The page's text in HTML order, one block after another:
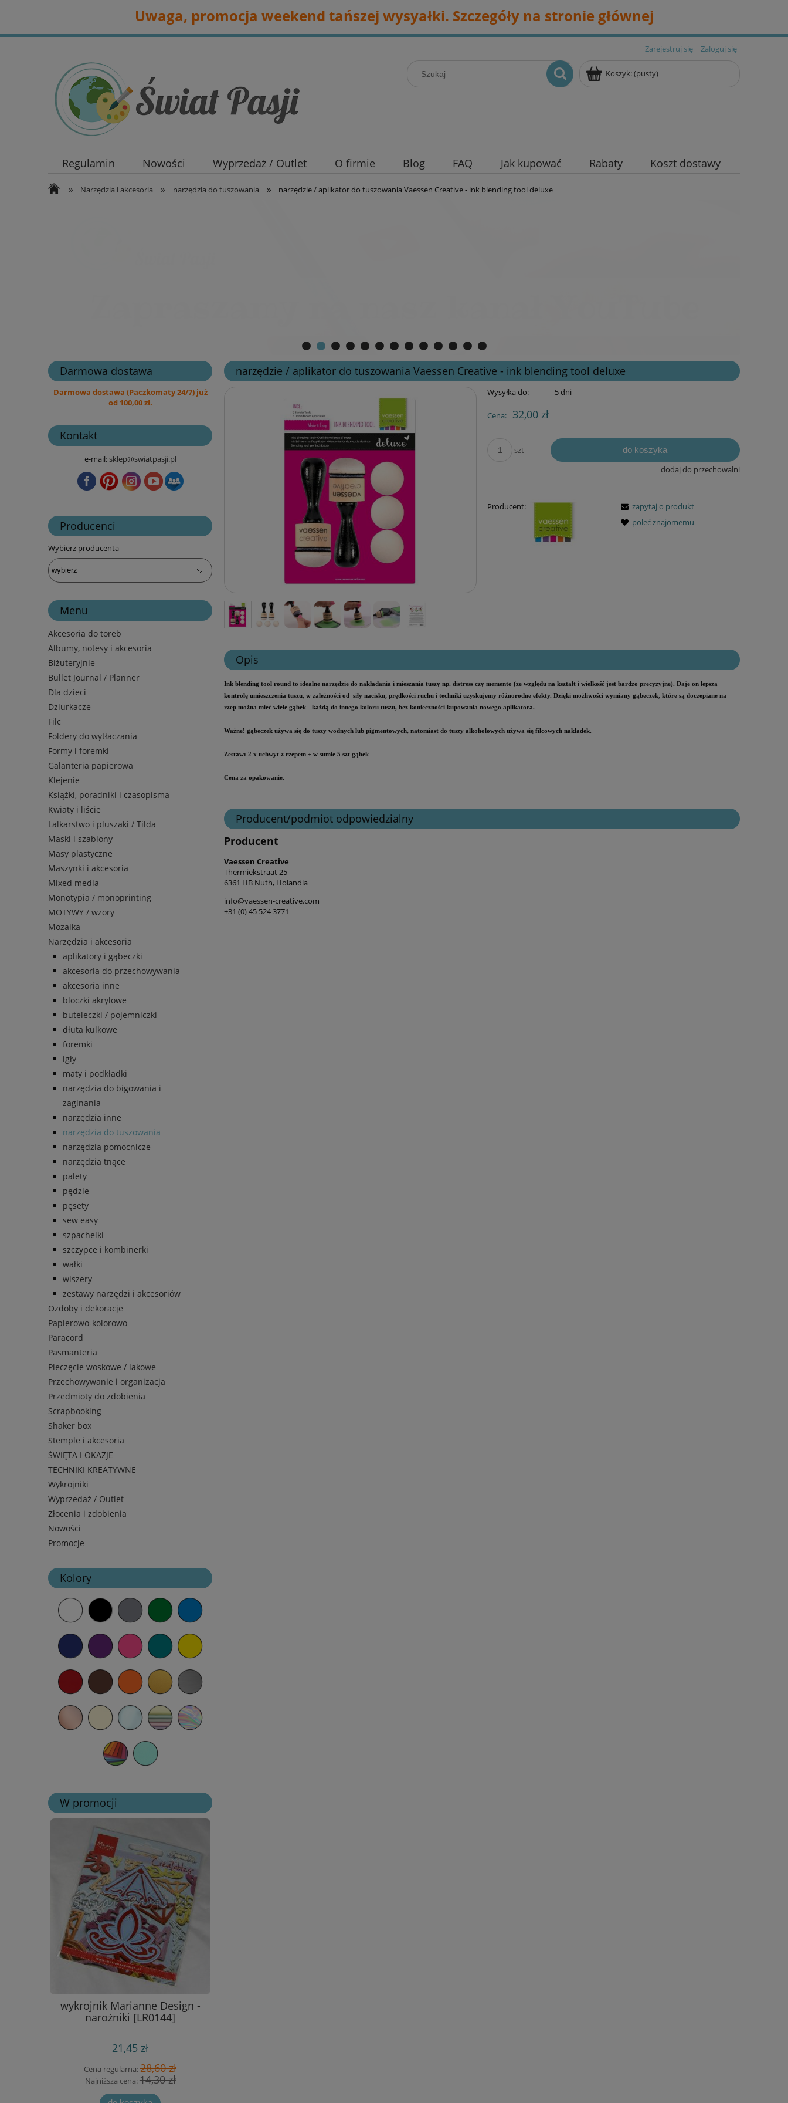
Uwaga, promocja weekend tańszej wysyałki. Szczegóły na stronie głównej
Zarejestruj się Zaloguj się
Koszyk:(pusty)
Regulamin Nowości Wyprzedaż / Outlet O firmie Blog FAQ Jak kupować Rabaty Koszt dostawy
» Narzędzia i akcesoria » narzędzia do tuszowania » narzędzie / aplikator do tuszowania Vaessen Creative - ink blending tool deluxe
Darmowa dostawa
Darmowa dostawa (Paczkomaty 24/7) już
od 100,00 zł.
Kontakt
e-mail:sklep@swiatpasji.pl
Producenci
Wybierz producenta
Menu
Akcesoria do toreb
Albumy, notesy i akcesoria
Biżuteryjnie
Bullet Journal / Planner
Dla dzieci
Dziurkacze
Filc
Foldery do wytłaczania
Formy i foremki
Galanteria papierowa
Klejenie
Książki, poradniki i czasopisma
Kwiaty i liście
Lalkarstwo i pluszaki / Tilda
Maski i szablony
Masy plastyczne
Maszynki i akcesoria
Mixed media
Monotypia / monoprinting
MOTYWY / wzory
Mozaika
Narzędzia i akcesoria
aplikatory i gąbeczki
akcesoria do przechowywania
akcesoria inne
bloczki akrylowe
buteleczki / pojemniczki
dłuta kulkowe
foremki
igły
maty i podkładki
narzędzia do bigowania i
zaginania
narzędzia inne
narzędzia do tuszowania
narzędzia pomocnicze
narzędzia tnące
palety
pędzle
pęsety
sew easy
szpachelki
szczypce i kombinerki
wałki
wiszery
zestawy narzędzi i akcesoriów
Ozdoby i dekoracje
Papierowo-kolorowo
Paracord
Pasmanteria
Pieczęcie woskowe / lakowe
Przechowywanie i organizacja
Przedmioty do zdobienia
Scrapbooking
Shaker box
Stemple i akcesoria
ŚWIĘTA I OKAZJE
TECHNIKI KREATYWNE
Wykrojniki
Wyprzedaż / Outlet
Złocenia i zdobienia
Nowości
Promocje
Kolory
W promocji
wykrojnik Marianne Design -
narożniki [LR0144]
21,45 zł
Cena regularna:28,60 zł
Najniższa cena:14,30 zł
narzędzie / aplikator do tuszowania Vaessen Creative - ink blending tool deluxe
Wysyłka do: 5 dni
Cena: 32,00 zł
szt do koszyka
dodaj do przechowalni
Producent:
zapytaj o produkt
poleć znajomemu
Opis
Ink blending tool round to idealne narzędzie do nakładania i mieszania tuszy np. distress czy memento (ze względu na kształt i wielkość jest bardzo precyzyjne). Daje on lepszą
kontrolę umieszczenia tuszu, w zależności od siły nacisku, prędkości ruchu i techniki uzyskujemy różnorodne efekty. Dzięki możliwości wymiany gąbeczek, które są doczepiane na
rzep można mieć wiele gąbek - każdą do innego koloru tuszu, bez konieczności kupowania nowego aplikatora.
Ważne! gąbeczek używa się do tuszy wodnych lub pigmentowych, natomiast do tuszy alkoholowych używa się filcowych nakładek.
Zestaw: 2 x uchwyt z rzepem + w sumie 5 szt gąbek
Cena za opakowanie.
Producent/podmiot odpowiedzialny
Producent
Vaessen Creative
Thermiekstraat 25
6361 HB Nuth, Holandia
info@vaessen-creative.com
+31 (0) 45 524 3771